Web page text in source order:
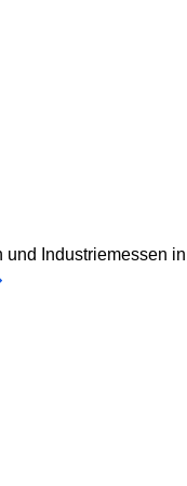
und Industriemessen